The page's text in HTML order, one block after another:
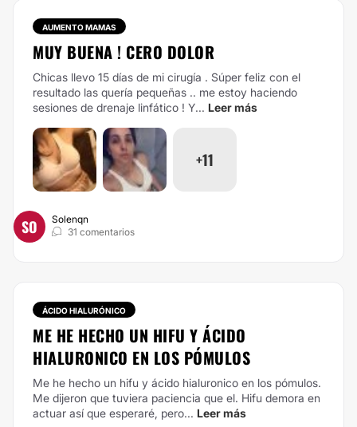
AUMENTO MAMAS
MUY BUENA ! CERO DOLOR
Chicas llevo 15 días de mi cirugía . Súper feliz con el
resultado las quería pequeñas .. me estoy haciendo
sesiones de drenaje linfático ! Y... Leer más
+11
SO
Solenqn
31 comentarios
ÁCIDO HIALURÓNICO
ME HE HECHO UN HIFU Y ÁCIDO
HIALURONICO EN LOS PÓMULOS
Me he hecho un hifu y ácido hialuronico en los pómulos.
Me dijeron que tuviera paciencia que el. Hifu demora en
actuar así que esperaré, pero... Leer más